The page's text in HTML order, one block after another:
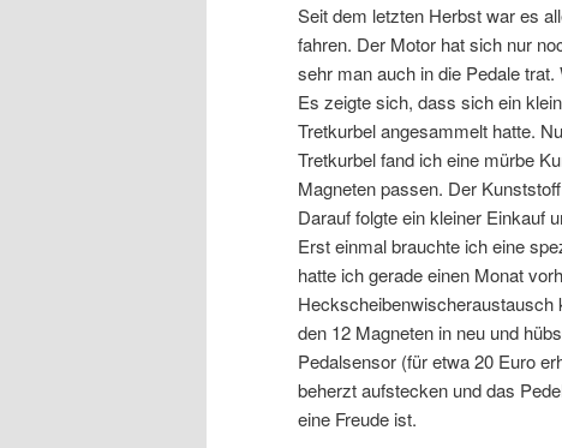
Seit dem letzten Herbst war es
fahren. Der Motor hat sich nur
sehr man auch in die Pedale
Es zeigte sich, dass sich ein
Tretkurbel angesammelt hatte.
Tretkurbel fand ich eine mürbe
Magneten passen. Der
Darauf folgte ein kleiner Einkauf
Erst einmal brauchte ich eine
hatte ich gerade einen Monat
Heckscheibenwischeraustausch
den 12 Magneten in neu und
Pedalsensor (für etwa 20 Euro
beherzt aufstecken und das
eine Freude ist.